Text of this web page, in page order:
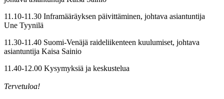
11.10-11.30 Inframääräyksen päivittäminen, johtava asiantuntija
Une Tyynilä
11.30-11.40 Suomi-Venäjä raideliikenteen kuulumiset, johtava
asiantuntija Kaisa Sainio
11.40-12.00 Kysymyksiä ja keskustelua
Tervetuloa!